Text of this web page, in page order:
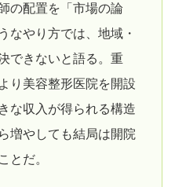
の配置を「市場の論
なやり方では、地域・
できないと語る。重
り美容整形医院を開設
な収入が得られる構造
増やしても結局は開院
とだ。